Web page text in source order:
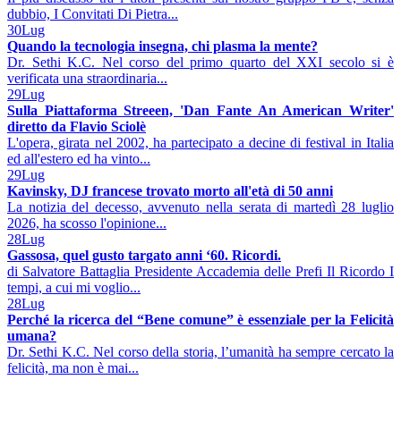
dubbio, I Convitati Di Pietra...
30Lug
Quando la tecnologia insegna, chi plasma la mente?
Dr. Sethi K.C. Nel corso del primo quarto del XXI secolo si è
verificata una straordinaria...
29Lug
Sulla Piattaforma Streeen, 'Dan Fante An American Writer'
diretto da Flavio Sciolè
L'opera, girata nel 2002, ha partecipato a decine di festival in Italia
ed all'estero ed ha vinto...
29Lug
Kavinsky, DJ francese trovato morto all'età di 50 anni
La notizia del decesso, avvenuto nella serata di martedì 28 luglio
2026, ha scosso l'opinione...
28Lug
Gassosa, quel gusto targato anni ‘60. Ricordi.
di Salvatore Battaglia Presidente Accademia delle Prefi Il Ricordo I
tempi, a cui mi voglio...
28Lug
Perché la ricerca del “Bene comune” è essenziale per la Felicità
umana?
Dr. Sethi K.C. Nel corso della storia, l’umanità ha sempre cercato la
felicità, ma non è mai...